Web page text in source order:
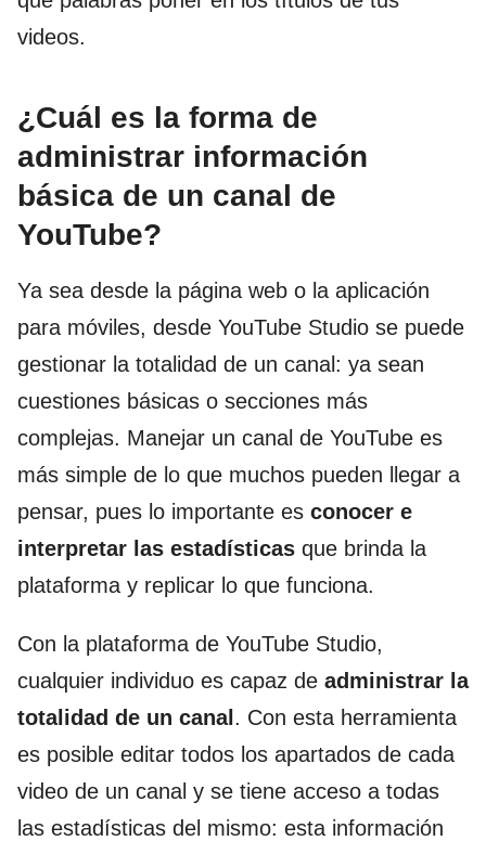
videos.
¿Cuál es la forma de
administrar información
básica de un canal de
YouTube?
Ya sea desde la página web o la aplicación
para móviles, desde YouTube Studio se puede
gestionar la totalidad de un canal: ya sean
cuestiones básicas o secciones más
complejas. Manejar un canal de YouTube es
más simple de lo que muchos pueden llegar a
pensar, pues lo importante es conocer e
interpretar las estadísticas que brinda la
plataforma y replicar lo que funciona.
Con la plataforma de YouTube Studio,
cualquier individuo es capaz de administrar la
totalidad de un canal . Con esta herramienta
es posible editar todos los apartados de cada
video de un canal y se tiene acceso a todas
las estadísticas del mismo: esta información